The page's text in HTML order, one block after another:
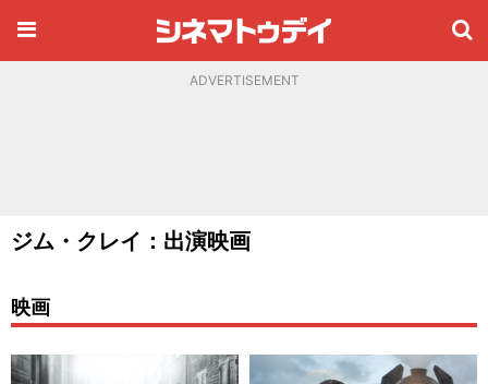
ADVERTISEMENT
ジム・クレイ：出演映画
映画